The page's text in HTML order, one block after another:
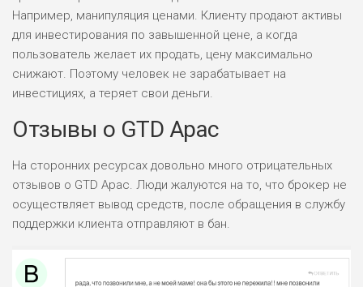
Например, манипуляция ценами. Клиенту продают активы
для инвестирования по завышенной цене, а когда
пользователь желает их продать, цену максимально
снижают. Поэтому человек не зарабатывает на
инвестициях, а теряет свои деньги.
Отзывы о GTD Apac
На сторонних ресурсах довольно много отрицательных
отзывов о GTD Apac. Люди жалуются на то, что брокер не
осуществляет вывод средств, после обращения в службу
поддержки клиента отправляют в бан.